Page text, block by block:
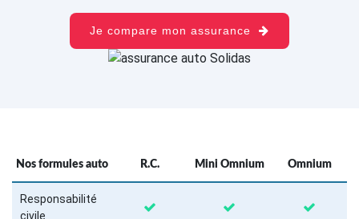
Je compare mon assurance
Nos formules auto R.C. Mini Omnium Omnium
Responsabilité
civile